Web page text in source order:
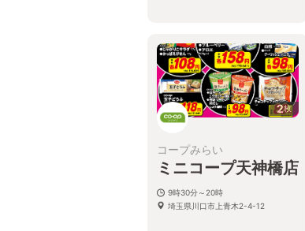
2枚
コープみらい
ミニコープ天神橋店
9時30分～20時
埼玉県川口市上青木2-4-12